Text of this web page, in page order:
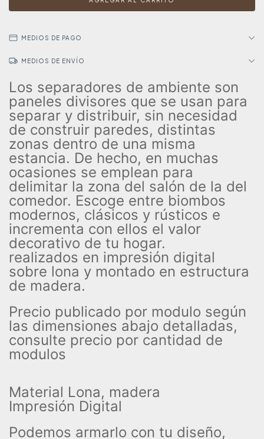
MEDIOS DE PAGO
MEDIOS DE ENVÍO
Los separadores de ambiente son
paneles divisores que se usan para
separar y distribuir, sin necesidad
de construir paredes, distintas
zonas dentro de una misma
estancia. De hecho, en muchas
ocasiones se emplean para
delimitar la zona del salón de la del
comedor. Escoge entre biombos
modernos, clásicos y rústicos e
incrementa con ellos el valor
decorativo de tu hogar.
realizados en impresión digital
sobre lona y montado en estructura
de madera.
Precio publicado por modulo según
las dimensiones abajo detalladas,
consulte precio por cantidad de
modulos
Material Lona, madera
Impresión Digital
Podemos armarlo con tu diseño,